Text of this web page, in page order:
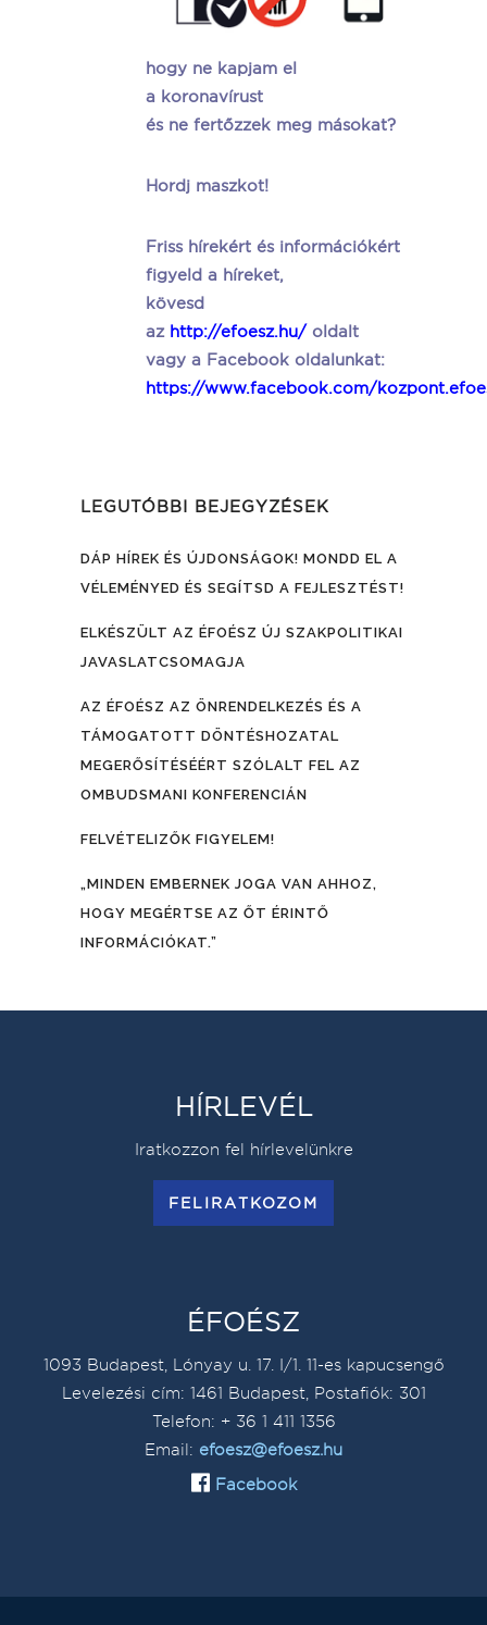
hogy ne kapjam el
a koronavírust
és ne fertőzzek meg másokat?
Hordj maszkot!
Friss hírekért és információkért
figyeld a híreket,
kövesd
az http://efoesz.hu/ oldalt
vagy a Facebook oldalunkat:
https://www.facebook.com/
LEGUTÓBBI BEJEGYZÉSEK
DÁP HÍREK ÉS ÚJDONSÁGOK! MONDD EL A
VÉLEMÉNYED ÉS SEGÍTSD A FEJLESZTÉST!
ELKÉSZÜLT AZ ÉFOÉSZ ÚJ SZAKPOLITIKAI
JAVASLATCSOMAGJA
AZ ÉFOÉSZ AZ ÖNRENDELKEZÉS ÉS A
TÁMOGATOTT DÖNTÉSHOZATAL
MEGERŐSÍTÉSÉÉRT SZÓLALT FEL AZ
OMBUDSMANI KONFERENCIÁN
FELVÉTELIZŐK FIGYELEM!
„MINDEN EMBERNEK JOGA VAN AHHOZ,
HOGY MEGÉRTSE AZ ŐT ÉRINTŐ
INFORMÁCIÓKAT.”
HÍRLEVÉL
Iratkozzon fel hírlevelünkre
FELIRATKOZOM
ÉFOÉSZ
1093 Budapest, Lónyay u. 17. I/1. 11-es kapucsengő
Levelezési cím: 1461 Budapest, Postafiók: 301
Telefon: + 36 1 411 1356
Email: efoesz@efoesz.hu
Facebook